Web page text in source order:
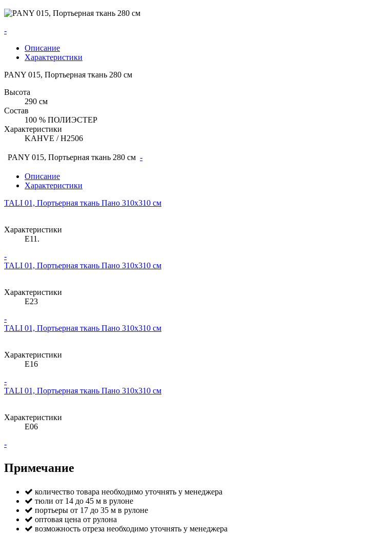
-
Описание
Характеристики
PANY 015, Портьерная ткань 280 см
Высота
290 см
Состав
100 % ПОЛИЭСТЕР
Характеристики
KAHVE / H2506
PANY 015, Портьерная ткань 280 см -
Описание
Характеристики
TALI 01, Портьерная ткань Пано 310х310 см
Характеристики
E11.
-
TALI 01, Портьерная ткань Пано 310х310 см
Характеристики
E23
-
TALI 01, Портьерная ткань Пано 310х310 см
Характеристики
E16
-
TALI 01, Портьерная ткань Пано 310х310 см
Характеристики
E06
-
Примечание
количество товара необходимо уточнять у менеджера
тюли от 14 до 45 м в рулоне
портьеры от 17 до 35 м в рулоне
оптовая цена от рулона
возможность отреза необходимо уточнять у менеджера